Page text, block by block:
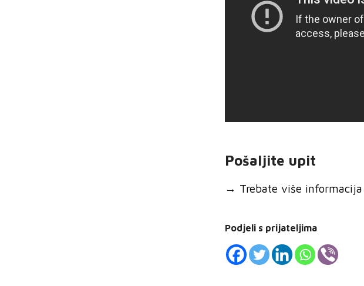
Pošaljite upit
→ Trebate više
Podjeli s prijateljima